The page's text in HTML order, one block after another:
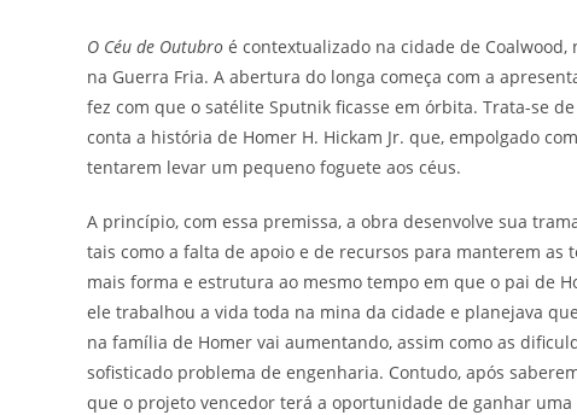
O Céu de Outubro é contextualizado na cidade de
na Guerra Fria. A abertura do longa começa com a
fez com que o satélite Sputnik ficasse em órbita. Trata-se
conta a história de Homer H. Hickam Jr. que, empolgado
tentarem levar um pequeno foguete aos céus.
A princípio, com essa premissa, a obra desenvolve sua
tais como a falta de apoio e de recursos para manterem
mais forma e estrutura ao mesmo tempo em que o pai de
ele trabalhou a vida toda na mina da cidade e planejava
na família de Homer vai aumentando, assim como as
sofisticado problema de engenharia. Contudo, após
que o projeto vencedor terá a oportunidade de ganhar